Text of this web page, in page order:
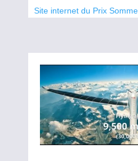
Site internet du Prix